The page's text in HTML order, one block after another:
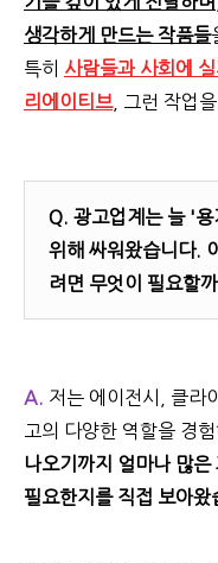
생각하게 만드는 작품들
특히 사람들과 사회에
리에이티브, 그런 작업을
Q. 광고업계는 늘 '용
위해 싸워왔습니다.
려면 무엇이 필요할
A. 저는 에이전시, 클라
고의 다양한 역할을 경험
나오기까지 얼마나 많은
필요한지를 직접 보아왔